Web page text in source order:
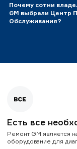
Почему сотни
GM выбрали Центр
Обслуживания?
Есть все
Ремонт GM является
оборудование для